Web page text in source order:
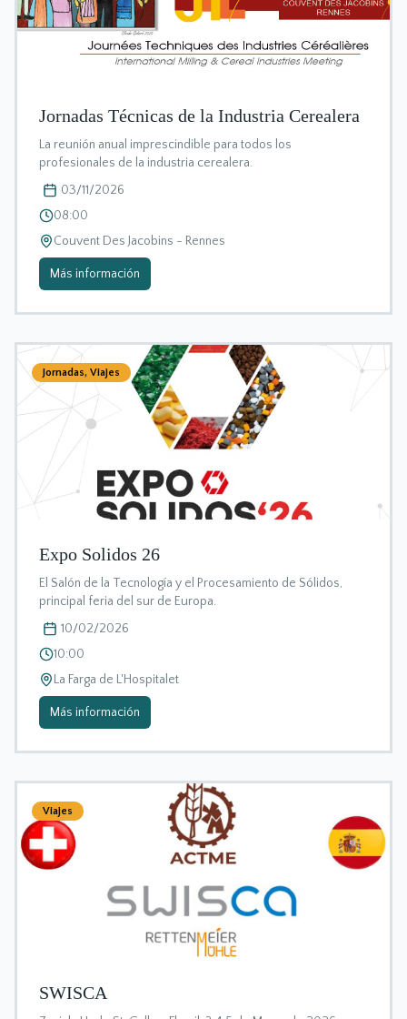
Jornadas Técnicas de la Industria Cerealera
La reunión anual imprescindible para todos los
profesionales de la industria cerealera.
03/11/2026
08:00
Couvent Des Jacobins - Rennes
Más información
Jornadas, Viajes
Expo Solidos 26
El Salón de la Tecnología y el Procesamiento de Sólidos,
principal feria del sur de Europa.
10/02/2026
10:00
La Farga de L'Hospitalet
Más información
Viajes
SWISCA